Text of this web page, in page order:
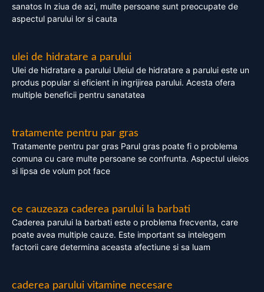
sanatos In ziua de azi, multe persoane sunt preocupate de
aspectul parului lor si cauta
ulei de hidratare a parului
Ulei de hidratare a parului Uleiul de hidratare a parului este un
produs popular si eficient in ingrijirea parului. Acesta ofera
multiple beneficii pentru sanatatea
tratamente pentru par gras
Tratamente pentru par gras Parul gras poate fi o problema
comuna cu care multe persoane se confrunta. Aspectul uleios
si lipsa de volum pot face
ce cauzeaza caderea parului la barbati
Caderea parului la barbati este o problema frecventa, care
poate avea multiple cauze. Este important sa intelegem
factorii care determina aceasta afectiune si sa luam
caderea parului vitamine necesare